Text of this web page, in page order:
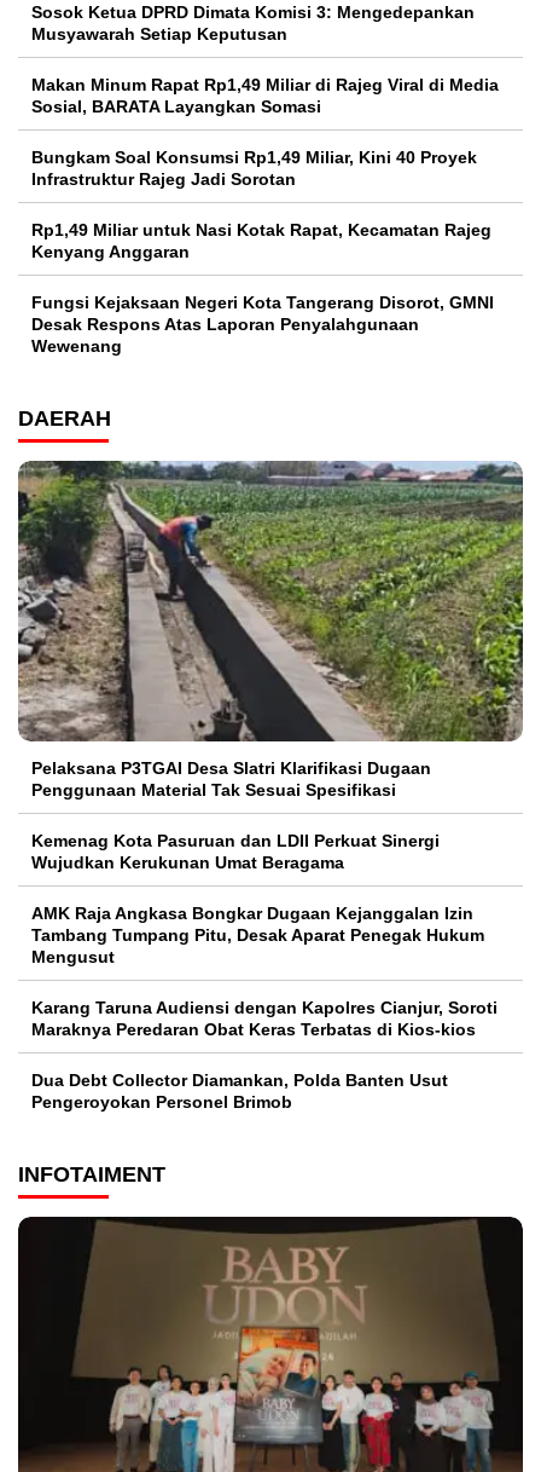
Sosok Ketua DPRD Dimata Komisi 3: Mengedepankan
Musyawarah Setiap Keputusan
Makan Minum Rapat Rp1,49 Miliar di Rajeg Viral di Media
Sosial, BARATA Layangkan Somasi
Bungkam Soal Konsumsi Rp1,49 Miliar, Kini 40 Proyek
Infrastruktur Rajeg Jadi Sorotan
Rp1,49 Miliar untuk Nasi Kotak Rapat, Kecamatan Rajeg
Kenyang Anggaran
Fungsi Kejaksaan Negeri Kota Tangerang Disorot, GMNI
Desak Respons Atas Laporan Penyalahgunaan
Wewenang
DAERAH
Pelaksana P3TGAI Desa Slatri Klarifikasi Dugaan
Penggunaan Material Tak Sesuai Spesifikasi
Kemenag Kota Pasuruan dan LDII Perkuat Sinergi
Wujudkan Kerukunan Umat Beragama
AMK Raja Angkasa Bongkar Dugaan Kejanggalan Izin
Tambang Tumpang Pitu, Desak Aparat Penegak Hukum
Mengusut
Karang Taruna Audiensi dengan Kapolres Cianjur, Soroti
Maraknya Peredaran Obat Keras Terbatas di Kios-kios
Dua Debt Collector Diamankan, Polda Banten Usut
Pengeroyokan Personel Brimob
INFOTAIMENT